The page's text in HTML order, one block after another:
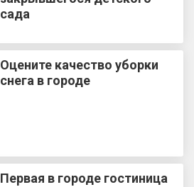
сада
Оцените качество уборки
снега в городе
Первая в городе гостиница